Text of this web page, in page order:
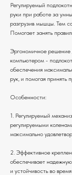
Регулируемый
руки при работе за
разгрузив мышцы. Тем
Помогает занять
Эргономичное решение
компьютером -
обеспечения
рук, и помогая принять
Особенности:
1. Регулируемый
регулируемыми
максимально
2. Эффективное
обеспечивает
и устойчивость во